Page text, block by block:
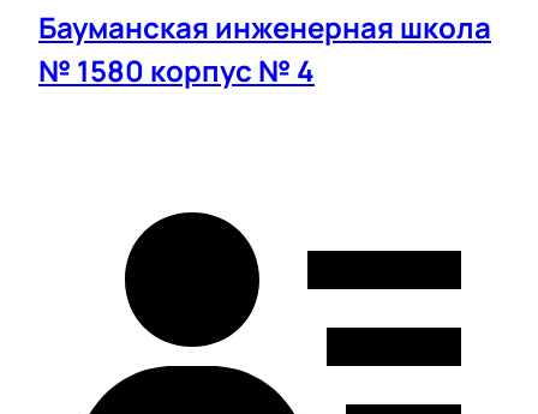
Бауманская инженерная школа
№ 1580 корпус № 4